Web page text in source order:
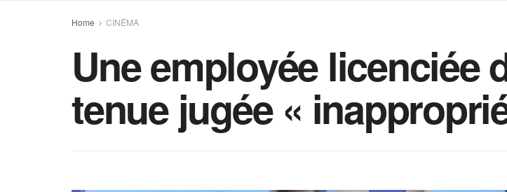
Home CINÉMA
Une employée licenciée
tenue jugée «